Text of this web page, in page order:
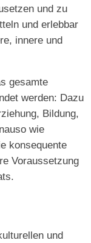
und zu
und erlebbar
innere und
gesamte
werden: Dazu
Bildung,
wie
konsequente
Voraussetzung
und